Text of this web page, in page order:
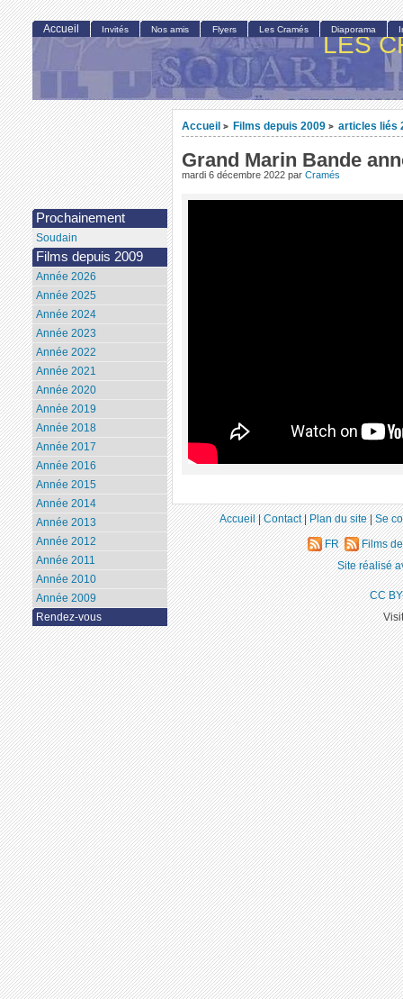
LES
Accueil > Films depuis 2009 > articles liés
Grand Marin Bande
mardi 6 décembre 2022 par Cramés
Accueil Invités Nos amis Flyers Les Cramés Diaporama
Prochainement
Soudain
Films depuis 2009
Année 2026
Année 2025
Année 2024
Année 2023
Année 2022
Année 2021
Année 2020
Année 2019
Année 2018
Année 2017
Année 2016
Année 2015
Année 2014
Année 2013
Année 2012
Année 2011
Année 2010
Année 2009
Rendez-vous
Accueil|Contact|Plan du site|Se
FR
Films
Site réalisé
CC